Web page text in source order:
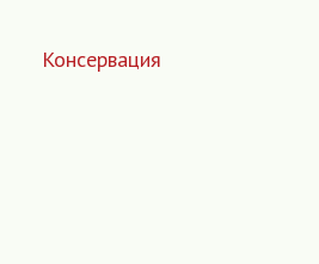
Консервация